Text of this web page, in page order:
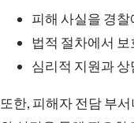
피해 사실을 경
법적 절차에서 보
심리적 지원과
또한, 피해자 전담 부